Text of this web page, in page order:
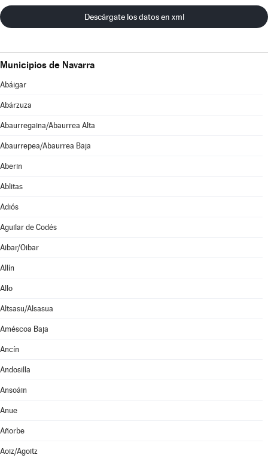
Descárgate los datos en xml
Municipios de Navarra
Abáigar
Abárzuza
Abaurregaina/Abaurrea Alta
Abaurrepea/Abaurrea Baja
Aberin
Ablitas
Adiós
Aguilar de Codés
Aibar/Oibar
Allín
Allo
Altsasu/Alsasua
Améscoa Baja
Ancín
Andosilla
Ansoáin
Anue
Añorbe
Aoiz/Agoitz